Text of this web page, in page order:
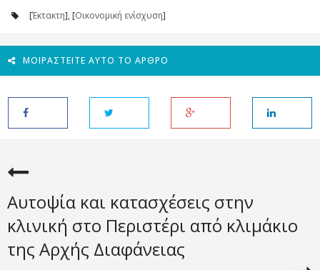
[Έκτακτη], [Οικονομική ενίσχυση]
ΜΟΙΡΑΣΤΕΊΤΕ ΑΥΤΌ ΤΟ ΆΡΘΡΟ
Αυτοψία και κατασχέσεις στην
κλινική στο Περιστέρι από κλιμάκιο
της Αρχής Διαφάνειας